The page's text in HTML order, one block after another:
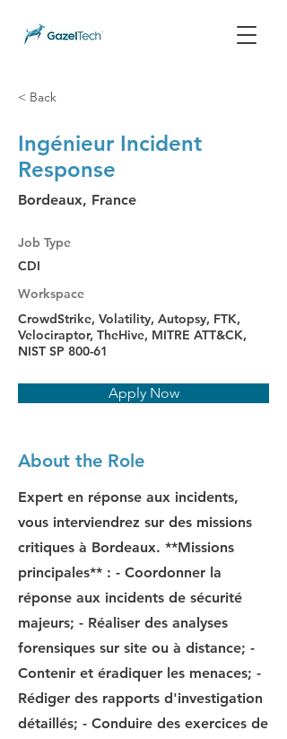
< Back
Ingénieur Incident
Response
Bordeaux, France
Job Type
CDI
Workspace
CrowdStrike, Volatility, Autopsy, FTK,
Velociraptor, TheHive, MITRE ATT&CK,
NIST SP 800-61
Apply Now
About the Role
Expert en réponse aux incidents,
vous interviendrez sur des missions
critiques à Bordeaux. **Missions
principales** : - Coordonner la
réponse aux incidents de sécurité
majeurs; - Réaliser des analyses
forensiques sur site ou à distance; -
Contenir et éradiquer les menaces; -
Rédiger des rapports d'investigation
détaillés; - Conduire des exercices de